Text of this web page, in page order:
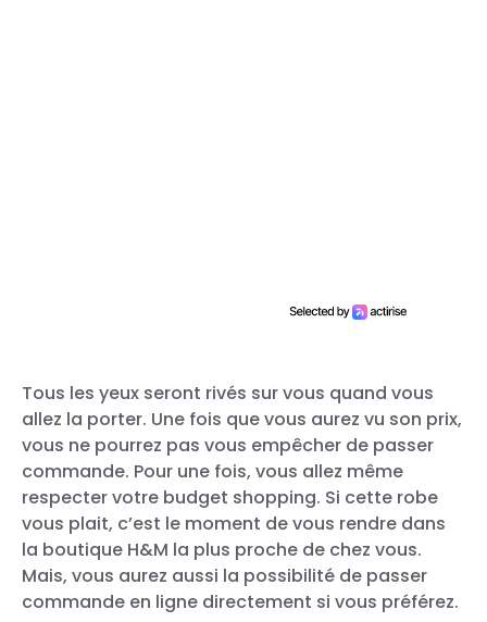
Tous les yeux seront rivés sur vous quand vous
allez la porter. Une fois que vous aurez vu son prix,
vous ne pourrez pas vous empêcher de passer
commande. Pour une fois, vous allez même
respecter votre budget shopping. Si cette robe
vous plait, c’est le moment de vous rendre dans
la boutique H&M la plus proche de chez vous.
Mais, vous aurez aussi la possibilité de passer
commande en ligne directement si vous préférez.